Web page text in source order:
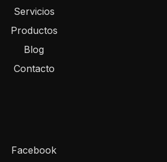
Servicios
Productos
Blog
Contacto
Facebook